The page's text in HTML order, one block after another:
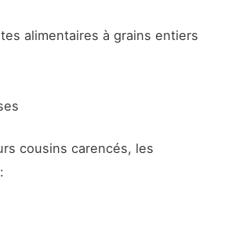
alimentaires à grains entiers
cousins carencés, les